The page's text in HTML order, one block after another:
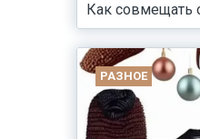
Как совмещать
РАЗНОЕ